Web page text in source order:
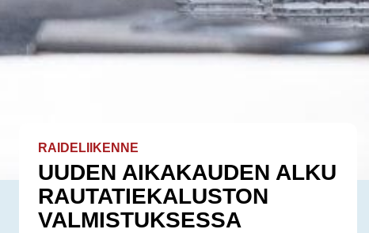
RAIDELIIKENNE
UUDEN AIKAKAUDEN ALKU
RAUTATIEKALUSTON
VALMISTUKSESSA